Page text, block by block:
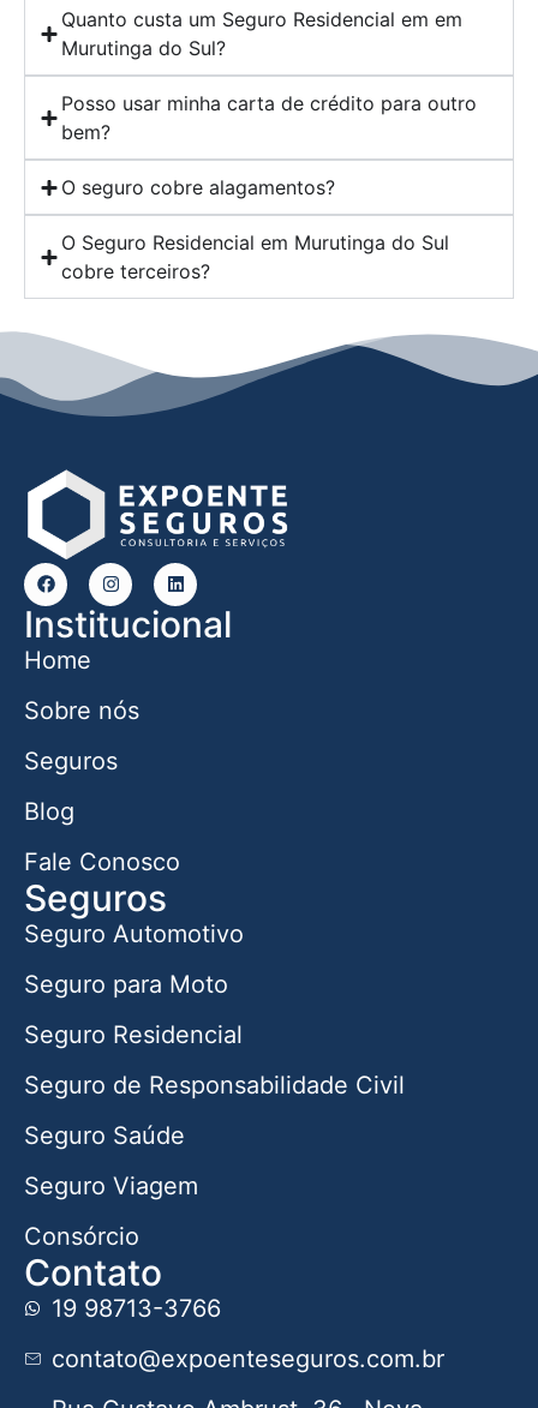
Quanto custa um Seguro Residencial em em
Murutinga do Sul?
Posso usar minha carta de crédito para outro
bem?
O seguro cobre alagamentos?
O Seguro Residencial em Murutinga do Sul
cobre terceiros?
Institucional
Home
Sobre nós
Seguros
Blog
Fale Conosco
Seguros
Seguro Automotivo
Seguro para Moto
Seguro Residencial
Seguro de Responsabilidade Civil
Seguro Saúde
Seguro Viagem
Consórcio
Contato
19 98713-3766
contato@expoenteseguros.com.br